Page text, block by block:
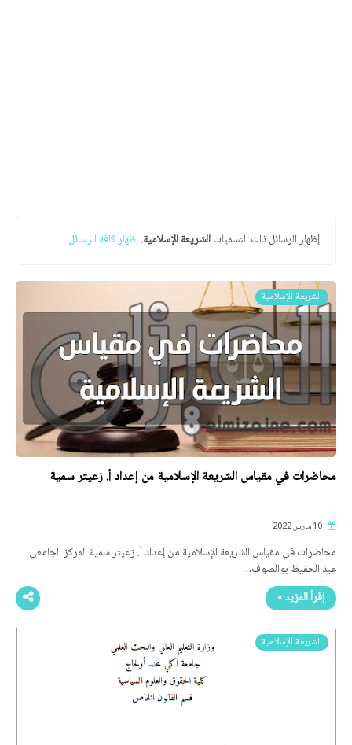
‏إظهار الرسائل ذات التسمياتالشريعة الإسلامية.إظهار كافة الرسائل
الشريعة الإسلامية
محاضرات في مقياس الشريعة الإسلامية من إعداد أ. زعيتر سمية
محاضرات في مقياس الشريعة الإسلامية من إعداد أ. زعيتر سمية المركز الجامعي
عبد الحفيظ بوالصوف…
إقرأ المزيد »
الشريعة الإسلامية